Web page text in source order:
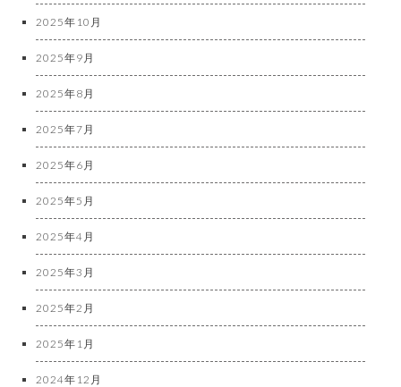
2025年10月
2025年9月
2025年8月
2025年7月
2025年6月
2025年5月
2025年4月
2025年3月
2025年2月
2025年1月
2024年12月